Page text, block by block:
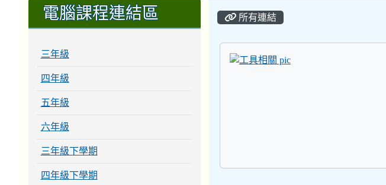
所有連結
title:工具相關
電腦課程連結區
三年級
四年級
五年級
六年級
三年級下學期
四年級下學期